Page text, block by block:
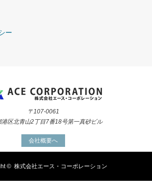
ー
〒107-0061
港区北青山2丁目7番18号第一真砂ビル
会社概要へ
© 株式会社エース・コーポレーション